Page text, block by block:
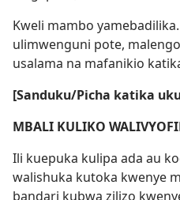
Kweli mambo
ulimwenguni pote,
usalama na mafanikio
[Sanduku/Picha katika
MBALI KULIKO
Ili kuepuka kulipa ada au
walishuka kutoka kwenye
bandari kubwa zilizo